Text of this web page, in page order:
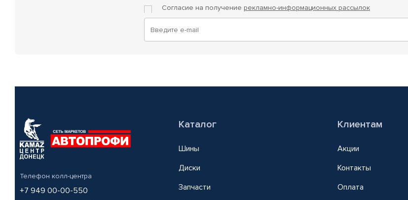
Согласие на получение рекламно-информационных рассылок
Телефон колл-центра
+7 949 00-00-550
Каталог
Шины
Диски
Запчасти
Клиентам
Акции
Контакты
Оплата